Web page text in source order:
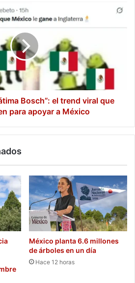
Bosch”: el trend viral que
para apoyar a México
México planta 6.6 millones
de árboles en un día
Hace 12 horas